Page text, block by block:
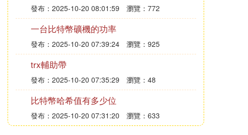
發布：2025-10-20 08:01:59 瀏覽：772
一台比特幣礦機的功率
發布：2025-10-20 07:39:24 瀏覽：925
trx輔助帶
發布：2025-10-20 07:35:29 瀏覽：48
比特幣哈希值有多少位
發布：2025-10-20 07:31:20 瀏覽：633